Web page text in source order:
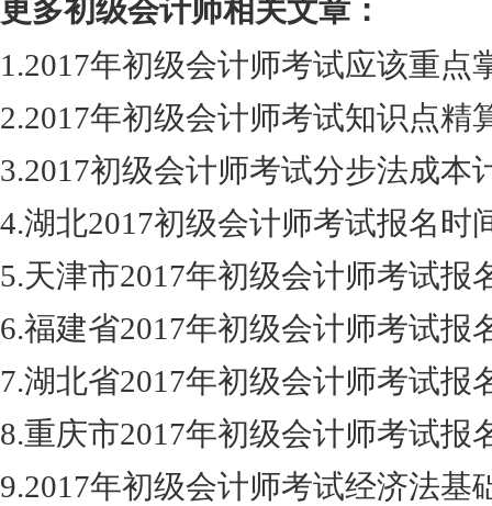
更多初级会计师相关文章：
1.2017年初级会计师考试应该重点
2.2017年初级会计师考试知识点精
3.2017初级会计师考试分步法成本
4.湖北2017初级会计师考试报名时
5.天津市2017年初级会计师考试报
6.福建省2017年初级会计师考试报
7.湖北省2017年初级会计师考试报
8.重庆市2017年初级会计师考试报
9.2017年初级会计师考试经济法基